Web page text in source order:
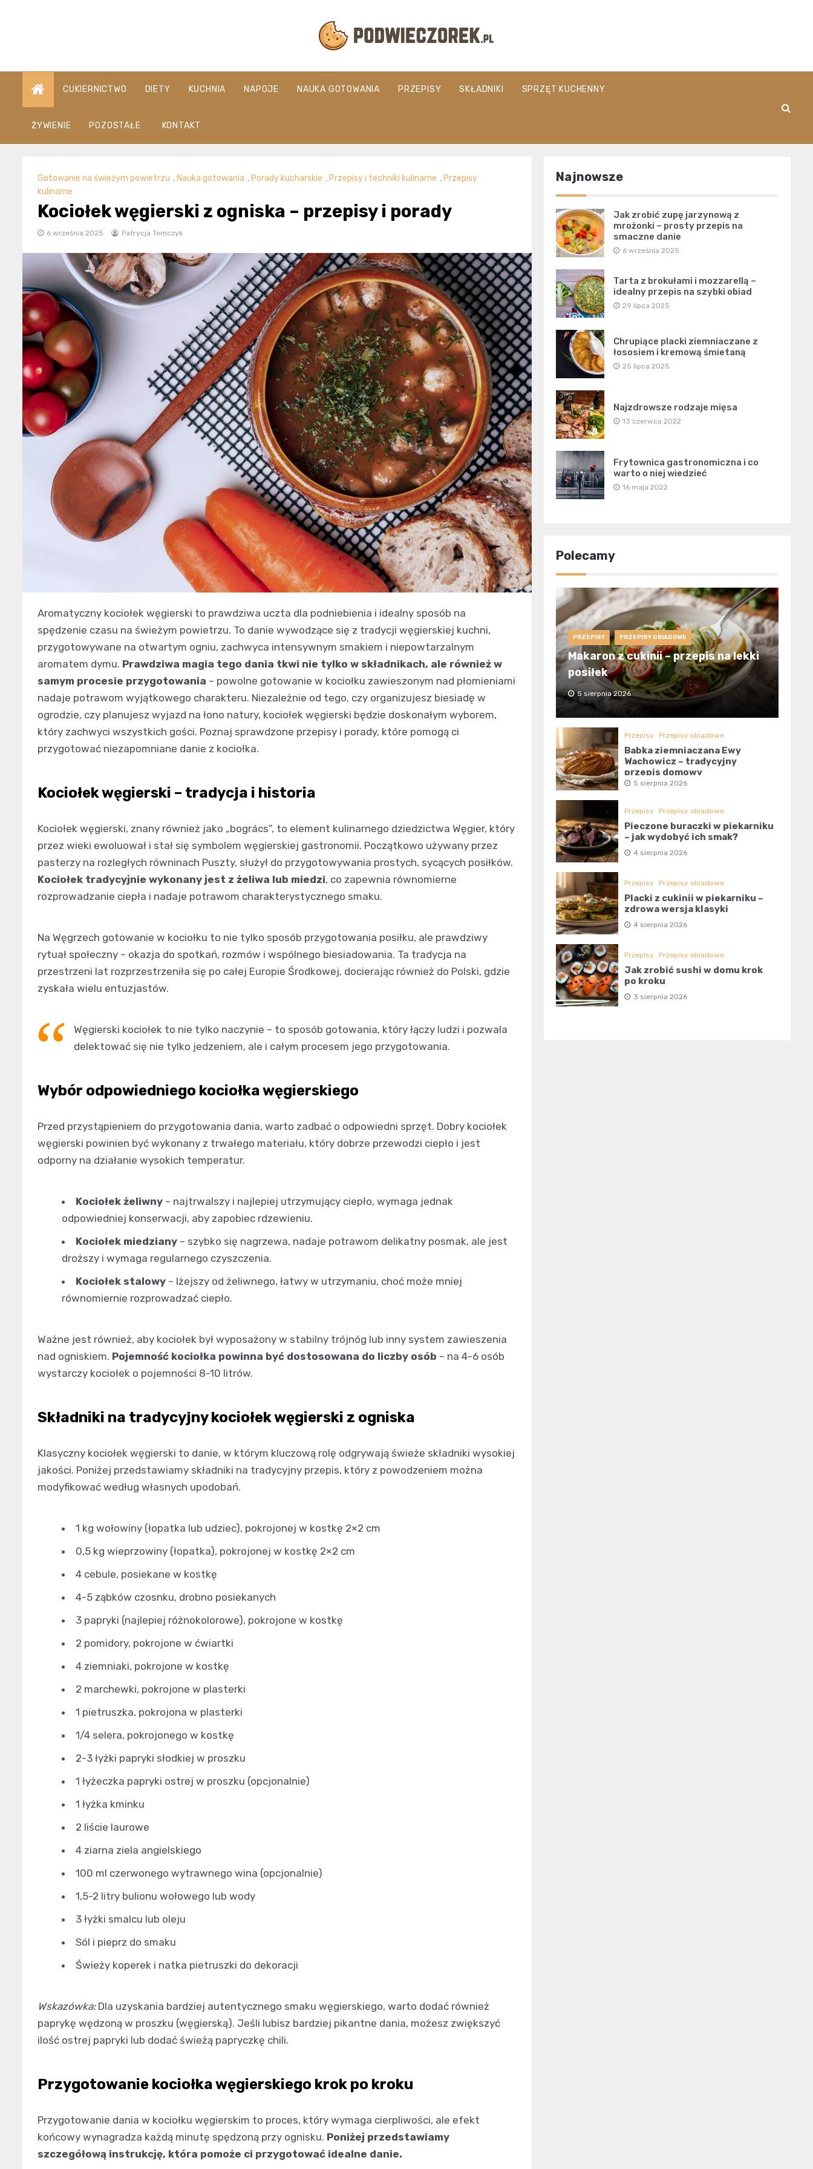
Podwieczorek.pl
CUKIERNICTWO DIETY KUCHNIA NAPOJE NAUKA GOTOWANIA PRZEPISY SKŁADNIKI SPRZĘT KUCHENNY
ŻYWIENIE POZOSTAŁE KONTAKT
Gotowanie na świeżym powietrzu , Nauka gotowania , Porady kucharskie , Przepisy i techniki kulinarne , Przepisy
kulinarne
Kociołek węgierski z ogniska – przepisy i porady
6 września 2025 Patrycja Tomczyk
Aromatyczny kociołek węgierski to prawdziwa uczta dla podniebienia i idealny sposób na
spędzenie czasu na świeżym powietrzu. To danie wywodzące się z tradycji węgierskiej kuchni,
przygotowywane na otwartym ogniu, zachwyca intensywnym smakiem i niepowtarzalnym
aromatem dymu. Prawdziwa magia tego dania tkwi nie tylko w składnikach, ale również w
samym procesie przygotowania – powolne gotowanie w kociołku zawieszonym nad płomieniami
nadaje potrawom wyjątkowego charakteru. Niezależnie od tego, czy organizujesz biesiadę w
ogrodzie, czy planujesz wyjazd na łono natury, kociołek węgierski będzie doskonałym wyborem,
który zachwyci wszystkich gości. Poznaj sprawdzone przepisy i porady, które pomogą ci
przygotować niezapomniane danie z kociołka.
Kociołek węgierski – tradycja i historia
Kociołek węgierski, znany również jako „bogrács”, to element kulinarnego dziedzictwa Węgier, który
przez wieki ewoluował i stał się symbolem węgierskiej gastronomii. Początkowo używany przez
pasterzy na rozległych równinach Puszty, służył do przygotowywania prostych, sycących posiłków.
Kociołek tradycyjnie wykonany jest z żeliwa lub miedzi, co zapewnia równomierne
rozprowadzanie ciepła i nadaje potrawom charakterystycznego smaku.
Na Węgrzech gotowanie w kociołku to nie tylko sposób przygotowania posiłku, ale prawdziwy
rytuał społeczny – okazja do spotkań, rozmów i wspólnego biesiadowania. Ta tradycja na
przestrzeni lat rozprzestrzeniła się po całej Europie Środkowej, docierając również do Polski, gdzie
zyskała wielu entuzjastów.
Węgierski kociołek to nie tylko naczynie – to sposób gotowania, który łączy ludzi i pozwala
delektować się nie tylko jedzeniem, ale i całym procesem jego przygotowania.
Wybór odpowiedniego kociołka węgierskiego
Przed przystąpieniem do przygotowania dania, warto zadbać o odpowiedni sprzęt. Dobry kociołek
węgierski powinien być wykonany z trwałego materiału, który dobrze przewodzi ciepło i jest
odporny na działanie wysokich temperatur.
Kociołek żeliwny – najtrwalszy i najlepiej utrzymujący ciepło, wymaga jednak
odpowiedniej konserwacji, aby zapobiec rdzewieniu.
Kociołek miedziany – szybko się nagrzewa, nadaje potrawom delikatny posmak, ale jest
droższy i wymaga regularnego czyszczenia.
Kociołek stalowy – lżejszy od żeliwnego, łatwy w utrzymaniu, choć może mniej
równomiernie rozprowadzać ciepło.
Ważne jest również, aby kociołek był wyposażony w stabilny trójnóg lub inny system zawieszenia
nad ogniskiem. Pojemność kociołka powinna być dostosowana do liczby osób – na 4-6 osób
wystarczy kociołek o pojemności 8-10 litrów.
Składniki na tradycyjny kociołek węgierski z ogniska
Klasyczny kociołek węgierski to danie, w którym kluczową rolę odgrywają świeże składniki wysokiej
jakości. Poniżej przedstawiamy składniki na tradycyjny przepis, który z powodzeniem można
modyfikować według własnych upodobań.
1 kg wołowiny (łopatka lub udziec), pokrojonej w kostkę 2×2 cm
0,5 kg wieprzowiny (łopatka), pokrojonej w kostkę 2×2 cm
4 cebule, posiekane w kostkę
4-5 ząbków czosnku, drobno posiekanych
3 papryki (najlepiej różnokolorowe), pokrojone w kostkę
2 pomidory, pokrojone w ćwiartki
4 ziemniaki, pokrojone w kostkę
2 marchewki, pokrojone w plasterki
1 pietruszka, pokrojona w plasterki
1/4 selera, pokrojonego w kostkę
2-3 łyżki papryki słodkiej w proszku
1 łyżeczka papryki ostrej w proszku (opcjonalnie)
1 łyżka kminku
2 liście laurowe
4 ziarna ziela angielskiego
100 ml czerwonego wytrawnego wina (opcjonalnie)
1,5-2 litry bulionu wołowego lub wody
3 łyżki smalcu lub oleju
Sól i pieprz do smaku
Świeży koperek i natka pietruszki do dekoracji
Wskazówka:Dla uzyskania bardziej autentycznego smaku węgierskiego, warto dodać również
paprykę wędzoną w proszku (węgierską). Jeśli lubisz bardziej pikantne dania, możesz zwiększyć
ilość ostrej papryki lub dodać świeżą papryczkę chili.
Przygotowanie kociołka węgierskiego krok po kroku
Przygotowanie dania w kociołku węgierskim to proces, który wymaga cierpliwości, ale efekt
końcowy wynagradza każdą minutę spędzoną przy ognisku. Poniżej przedstawiamy
szczegółową instrukcję, która pomoże ci przygotować idealne danie.
Najnowsze
Jak zrobić zupę jarzynową z
mrożonki – prosty przepis na
smaczne danie
6 września 2025
Tarta z brokułami i mozzarellą –
idealny przepis na szybki obiad
29 lipca 2025
Chrupiące placki ziemniaczane z
łososiem i kremową śmietaną
25 lipca 2025
Najzdrowsze rodzaje mięsa
13 czerwca 2022
Frytownica gastronomiczna i co
warto o niej wiedzieć
16 maja 2022
Polecamy
PRZEPISY PRZEPISY OBIADOWE
Makaron z cukinii – przepis na lekki
posiłek
5 sierpnia 2026
Przepisy Przepisy obiadowe
Babka ziemniaczana Ewy
Wachowicz – tradycyjny
przepis domowy
5 sierpnia 2026
Przepisy Przepisy obiadowe
Pieczone buraczki w piekarniku
– jak wydobyć ich smak?
4 sierpnia 2026
Przepisy Przepisy obiadowe
Placki z cukinii w piekarniku –
zdrowa wersja klasyki
4 sierpnia 2026
Przepisy Przepisy obiadowe
Jak zrobić sushi w domu krok
po kroku
3 sierpnia 2026